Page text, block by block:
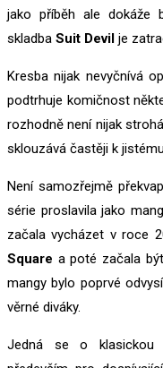
jako příběh ale dokáže
skladba Suit Devil je
Kresba nijak nevyčnívá
podtrhuje komičnost
rozhodně není nijak
sklouzává častěji k
Není samozřejmě
série proslavila jako
začala vycházet v roce
Square a poté začala
mangy bylo poprvé
věrné diváky.
Jedná se o klasickou